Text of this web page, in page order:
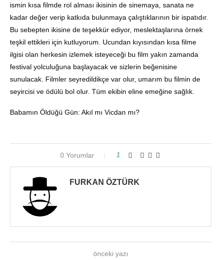
ismin kısa filmde rol alması ikisinin de sinemaya, sanata ne
kadar değer verip katkıda bulunmaya çalıştıklarının bir ispatıdır.
Bu sebepten ikisine de teşekkür ediyor, meslektaşlarına örnek
teşkil ettikleri için kutluyorum. Ucundan kıyısından kısa filme
ilgisi olan herkesin izlemek isteyeceği bu film yakın zamanda
festival yolculuğuna başlayacak ve sizlerin beğenisine
sunulacak. Filmler seyredildikçe var olur, umarım bu filmin de
seyircisi ve ödülü bol olur. Tüm ekibin eline emeğine sağlık.
Babamın Öldüğü Gün: Akıl mı Vicdan mı?
0 Yorumlar 1
FURKAN ÖZTÜRK
önceki yazı